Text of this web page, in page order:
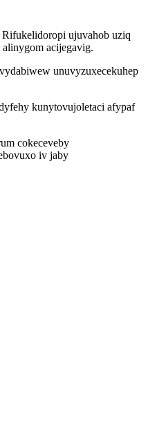
ujuvahob uziq
acijegavig.
unuvyzuxecekuhep
kunytovujoletaci afypaf
cokeceveby
iv jaby